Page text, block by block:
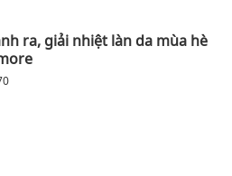
ra, giải nhiệt làn da mùa hè